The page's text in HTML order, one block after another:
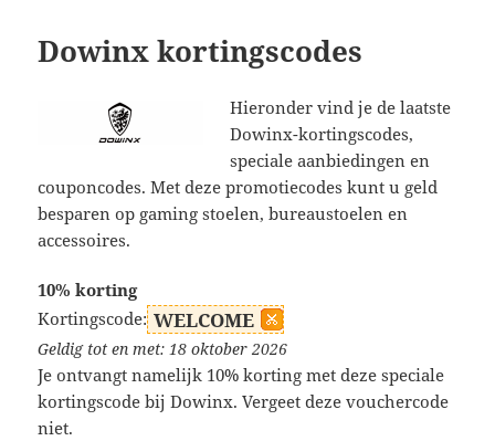
Dowinx kortingscodes
Hieronder vind je de laatste
Dowinx-kortingscodes,
speciale aanbiedingen en
couponcodes. Met deze promotiecodes kunt u geld
besparen op gaming stoelen, bureaustoelen en
accessoires.
10% korting
Kortingscode: WELCOME
Geldig tot en met: 18 oktober 2026
Je ontvangt namelijk 10% korting met deze speciale
kortingscode bij Dowinx. Vergeet deze vouchercode
niet.